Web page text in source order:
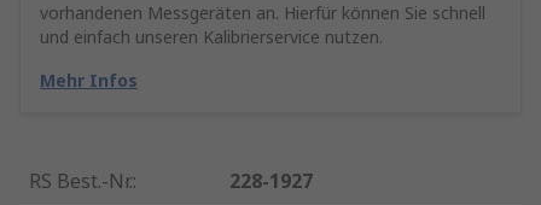
vorhandenen Messgeräten an. Hierfür können Sie schnell
und einfach unseren Kalibrierservice nutzen.
Mehr Infos
RS Best.-Nr.:
228-1927